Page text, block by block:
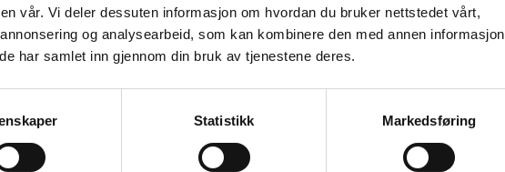
vår. Vi deler dessuten informasjon om hvordan du bruker nettstedet vårt,
og analysearbeid, som kan kombinere den med annen informasjon
har samlet inn gjennom din bruk av tjenestene deres.
Statistikk Markedsføring